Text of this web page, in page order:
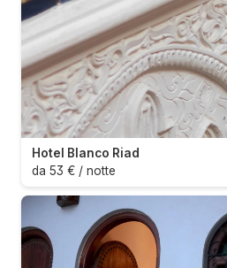
Hotel Blanco Riad
da 53 € / notte